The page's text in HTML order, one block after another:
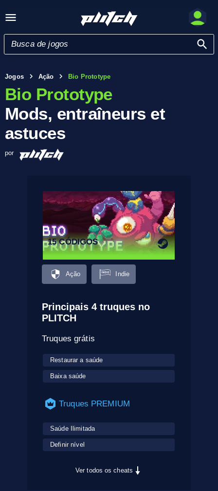
Jogos Ação Bio Prototype
Bio Prototype
Mods, entraîneurs et
astuces
por
15 CÓDIGOS
Ação Indie
Principais 4 truques no
PLITCH
Truques grátis
Restaurar a saúde
Baixa saúde
Truques PREMIUM
Saúde Ilimitada
Definir nível
Ver todos os cheats